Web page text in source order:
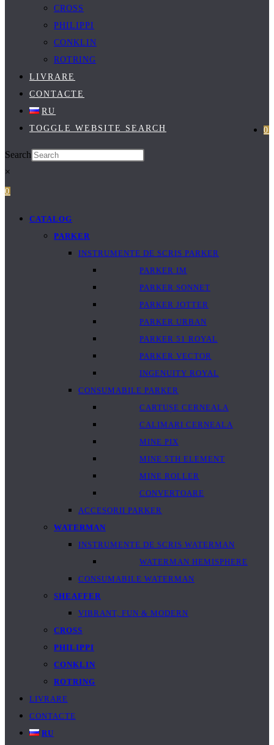
CROSS
PHILIPPI
CONKLIN
ROTRING
LIVRARE
CONTACTE
RU
0
TOGGLE WEBSITE SEARCH
Search
×
0
CATALOG
PARKER
INSTRUMENTE DE SCRIS PARKER
PARKER IM
PARKER SONNET
PARKER JOTTER
PARKER URBAN
PARKER 51 ROYAL
PARKER VECTOR
INGENUITY ROYAL
CONSUMABILE PARKER
CARTUȘE CERNEALA
CALIMARI CERNEALA
MINE PIX
MINE 5TH ELEMENT
MINE ROLLER
CONVERTOARE
ACCESORII PARKER
WATERMAN
INSTRUMENTE DE SCRIS WATERMAN
WATERMAN HEMISPHERE
CONSUMABILE WATERMAN
SHEAFFER
VIBRANT, FUN & MODERN
CROSS
PHILIPPI
CONKLIN
ROTRING
LIVRARE
CONTACTE
RU